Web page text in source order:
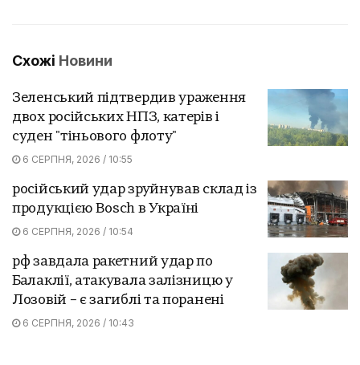
Схожі Новини
Зеленський підтвердив ураження
двох російських НПЗ, катерів і
суден "тіньового флоту"
6 СЕРПНЯ, 2026 / 10:55
російський удар зруйнував склад із
продукцією Bosch в Україні
6 СЕРПНЯ, 2026 / 10:54
рф завдала ракетний удар по
Балаклії, атакувала залізницю у
Лозовій – є загиблі та поранені
6 СЕРПНЯ, 2026 / 10:43